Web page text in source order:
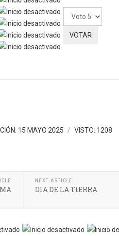
Por
favor,
vote
15 MAYO 2025 VISTO: 1208
NEXT ARTICLE
DIA DE LA TIERRA